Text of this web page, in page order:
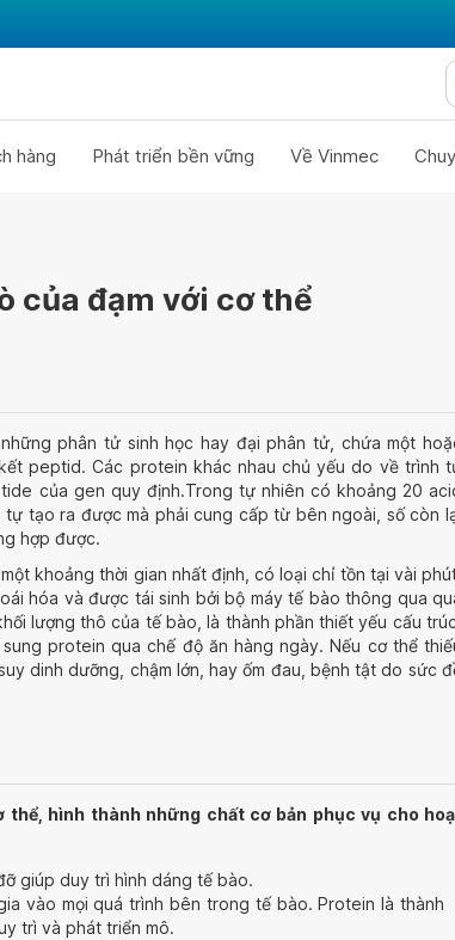
hàng Phát triển bền vững Về Vinmec
của đạm với cơ thể
những phân tử sinh học hay đại phân tử, chứa một
peptid. Các protein khác nhau chủ yếu do về trình
của gen quy định.Trong tự nhiên có khoảng 20
tạo ra được mà phải cung cấp từ bên ngoài, số còn
hợp được.
khoảng thời gian nhất định, có loại chỉ tồn tại vài
hóa và được tái sinh bởi bộ máy tế bào thông qua
lượng thô của tế bào, là thành phần thiết yếu cấu trúc,
protein qua chế độ ăn hàng ngày. Nếu cơ thể
dinh dưỡng, chậm lớn, hay ốm đau, bệnh tật do sức
hình thành những chất cơ bản phục vụ cho
giúp duy trì hình dáng tế bào.
vào mọi quá trình bên trong tế bào. Protein là thành
trì và phát triển mô.